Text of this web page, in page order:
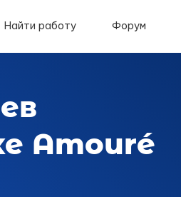
Найти работу Форум
Amouré